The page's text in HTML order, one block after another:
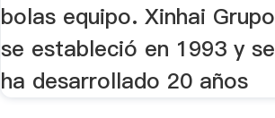
bolas equipo. Xinhai Grupo
se estableció en 1993 y se
ha desarrollado 20 años